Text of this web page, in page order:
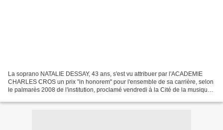
La soprano NATALIE DESSAY, 43 ans, s'est vu attribuer par l'ACADEMIE
CHARLES CROS un prix "in honorem" pour l'ensemble de sa carrière, selon
le palmarès 2008 de l'institution, proclamé vendredi à la Cité de la musique